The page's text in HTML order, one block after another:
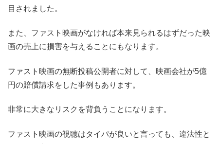
目されました。
また、ファスト映画がなければ本来見られるはずだった映
画の売上に損害を与えることにもなります。
ファスト映画の無断投稿公開者に対して、映画会社が5億
円の賠償請求をした事例もあります。
非常に大きなリスクを背負うことになります。
ファスト映画の視聴はタイパが良いと言っても、違法性と